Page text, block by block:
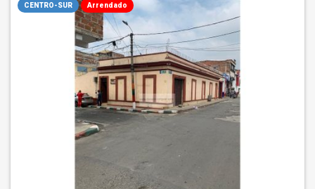
CENTRO-SUR Arrendado